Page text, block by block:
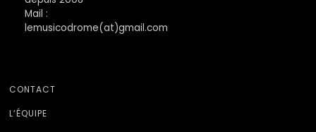
Mail :
lemusicodrome(at)gmail.com
CONTACT
L’ÉQUIPE